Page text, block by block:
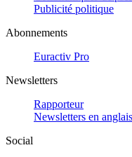
Publicité politique
Abonnements
Euractiv Pro
Newsletters
Rapporteur
Newsletters en anglais
Social